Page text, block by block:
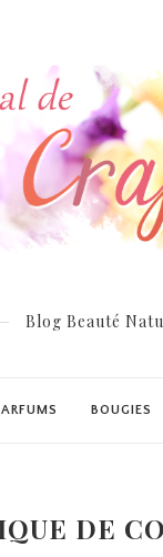
Blog Beauté
BOUGIES
DE